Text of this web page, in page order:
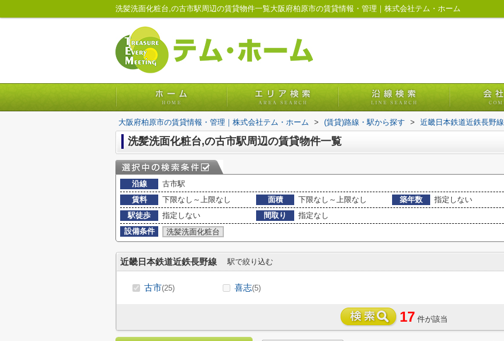
洗髪洗面化粧台,の古市駅周辺の賃貸物件一覧大阪府柏原市の賃貸情報・管理｜株式会社テム・ホーム
大阪府柏原市の賃貸情報・管理｜株式会社テム・ホーム > (賃貸)路線・駅から探す > 近畿日本鉄道近鉄長野線
洗髪洗面化粧台,の古市駅周辺の賃貸物件一覧
沿線
古市駅
賃料
下限なし～上限なし 面積 下限なし～上限なし 築年数
指定しない
駅徒歩
指定しない 間取り
指定なし
設備条件
洗髪洗面化粧台
近畿日本鉄道近鉄長野線 駅で絞り込む
古市(25) 喜志(5)
17 件が該当